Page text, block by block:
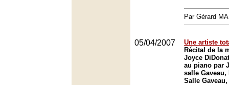
Par Gérard
05/04/2007
Une artiste
Récital de la
Joyce
au piano par
salle Gaveau,
Salle